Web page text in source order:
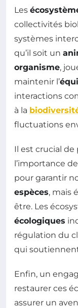
Les
collectivités
systèmes
qu’il soit un
organisme,
maintenir l’
interactions
à la
fluctuations
Il est crucial
l’importance
pour garantir
espèces, mais
être. Les
écologiques
régulation du
qui
Enfin, un
restaurer ces
assurer un